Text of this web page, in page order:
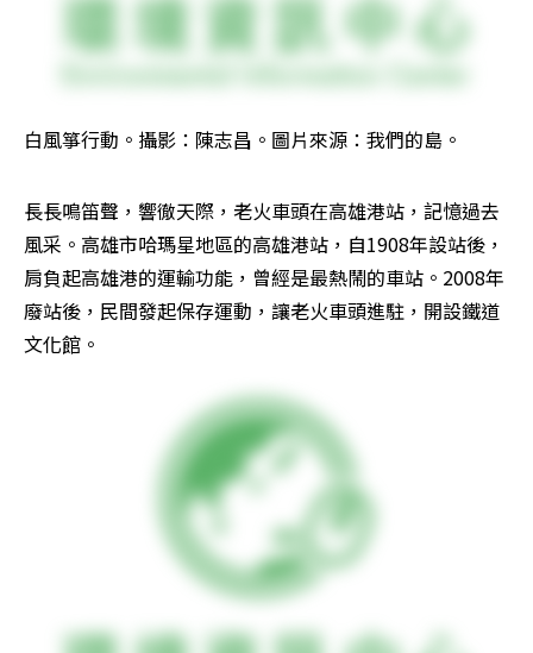
白風箏行動。攝影：陳志昌。圖片來源：我們的島。
長長鳴笛聲，響徹天際，老火車頭在高雄港站，記憶過去
風采。高雄市哈瑪星地區的高雄港站，自1908年設站後，
肩負起高雄港的運輸功能，曾經是最熱鬧的車站。2008年
廢站後，民間發起保存運動，讓老火車頭進駐，開設鐵道
文化館。